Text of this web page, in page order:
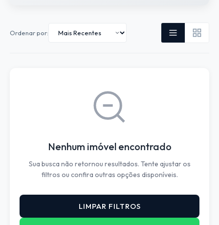
Ordenar por:
Nenhum imóvel encontrado
Sua busca não retornou resultados. Tente ajustar os
filtros ou confira outras opções disponíveis.
LIMPAR FILTROS